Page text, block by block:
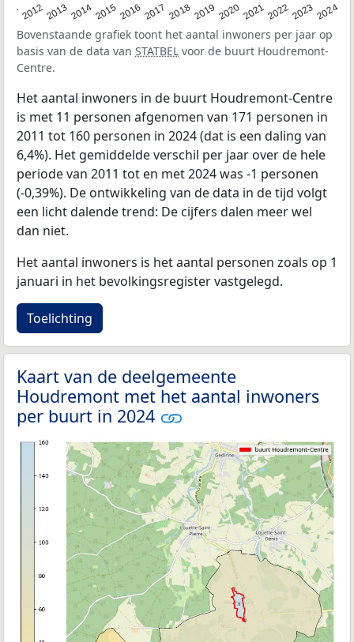
201220132014201520162017 20182019 20202021202220232024
Bovenstaande grafiek toont het aantal inwoners per jaar op
basis van de data van STATBEL voor de buurt Houdremont-
Centre.
Het aantal inwoners in de buurt Houdremont-Centre
is met 11 personen afgenomen van 171 personen in
2011 tot 160 personen in 2024 (dat is een daling van
6,4%). Het gemiddelde verschil per jaar over de hele
periode van 2011 tot en met 2024 was -1 personen
(-0,39%). De ontwikkeling van de data in de tijd volgt
een licht dalende trend: De cijfers dalen meer wel
dan niet.
Het aantal inwoners is het aantal personen zoals op 1
januari in het bevolkingsregister vastgelegd.
Toelichting
Kaart van de deelgemeente
Houdremont met het aantal inwoners
per buurt in 2024